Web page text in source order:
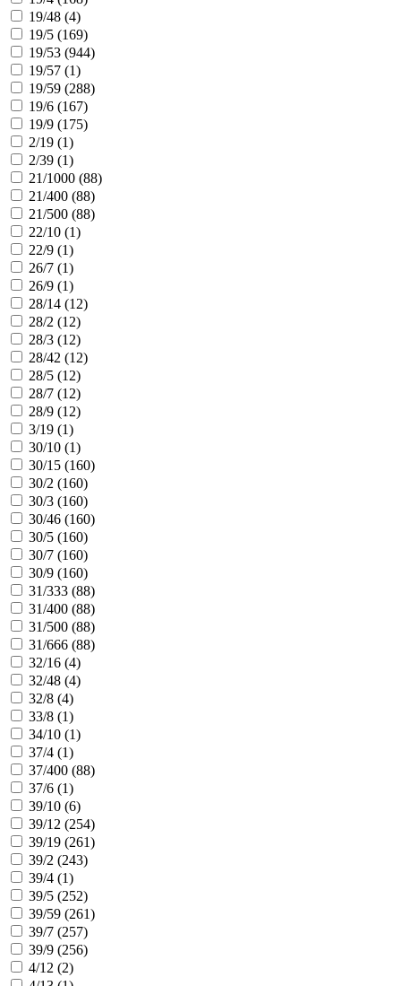
19/48 (4)
19/5 (169)
19/53 (944)
19/57 (1)
19/59 (288)
19/6 (167)
19/9 (175)
2/19 (1)
2/39 (1)
21/1000 (88)
21/400 (88)
21/500 (88)
22/10 (1)
22/9 (1)
26/7 (1)
26/9 (1)
28/14 (12)
28/2 (12)
28/3 (12)
28/42 (12)
28/5 (12)
28/7 (12)
28/9 (12)
3/19 (1)
30/10 (1)
30/15 (160)
30/2 (160)
30/3 (160)
30/46 (160)
30/5 (160)
30/7 (160)
30/9 (160)
31/333 (88)
31/400 (88)
31/500 (88)
31/666 (88)
32/16 (4)
32/48 (4)
32/8 (4)
33/8 (1)
34/10 (1)
37/4 (1)
37/400 (88)
37/6 (1)
39/10 (6)
39/12 (254)
39/19 (261)
39/2 (243)
39/4 (1)
39/5 (252)
39/59 (261)
39/7 (257)
39/9 (256)
4/12 (2)